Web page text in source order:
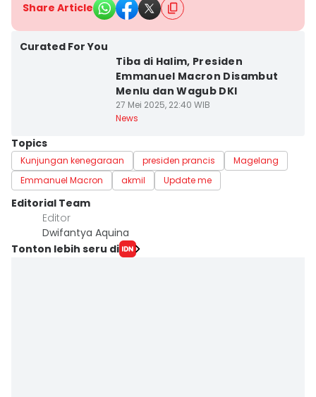
Share Article
Curated For You
Tiba di Halim, Presiden
Emmanuel Macron Disambut
Menlu dan Wagub DKI
27 Mei 2025, 22:40 WIB
News
Topics
Kunjungan kenegaraan presiden prancis
Magelang
Emmanuel Macron
akmil Update me
Editorial Team
Editor
Dwifantya Aquina
Tonton lebih seru di